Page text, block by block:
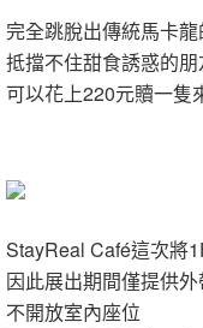
完全跳脫出傳統馬卡
抵擋不住甜食誘惑的朋
可以花上220元贖一隻
StayReal Café這次將
因此展出期間僅提供
不開放室內座位